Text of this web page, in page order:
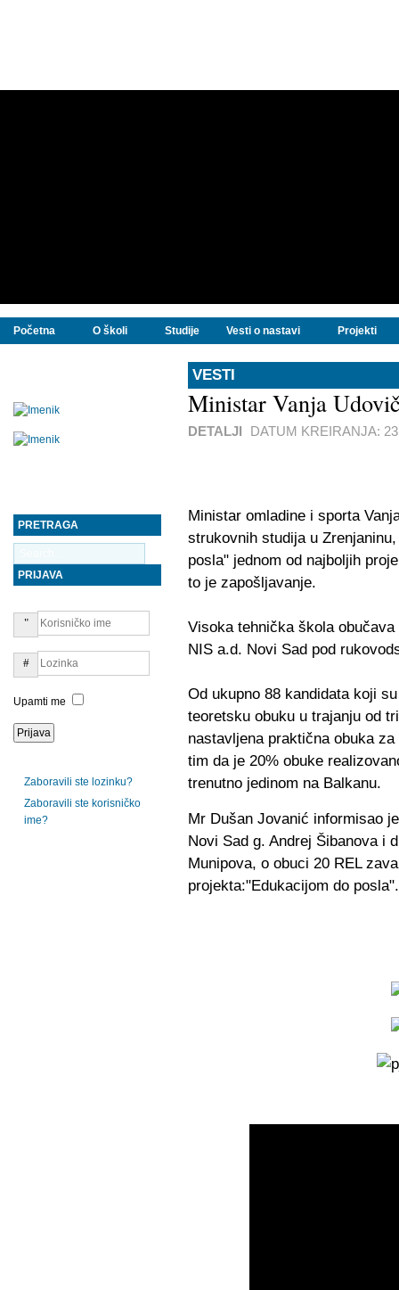
Početna O školi Studije Vesti o nastavi Projekti
VESTI
Ministar Vanja
DETALJI DATUM KREIRANJA:
Ministar omladine i sporta
strukovnih studija u
posla" jednom od najbolјih
to je zapošlјavanje.
Visoka tehnička škola
NIS a.d. Novi Sad pod
Od ukupno 88 kandidata koji
teoretsku obuku u trajanju od
nastavljena praktična obuka
tim da je 20% obuke
trenutno jedinom na Balkanu.
Mr Dušan Jovanić informisao
Novi Sad g. Andrej Šibanova i
Munipova, o obuci 20 REL
projekta:"Edukacijom do posla".
PRETRAGA
PRIJAVA
Upamti me
Zaboravili ste lozinku?
Zaboravili ste korisničko
ime?